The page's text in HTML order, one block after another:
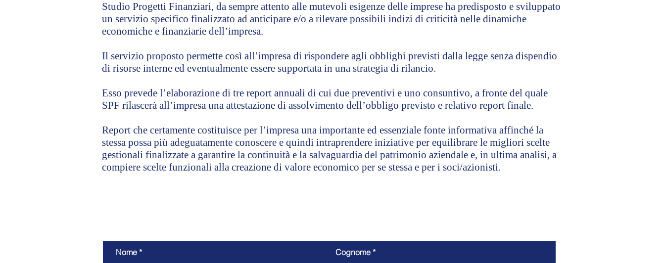
Studio Progetti Finanziari, da sempre attento alle mutevoli esigenze delle imprese ha predisposto e sviluppato
un servizio specifico finalizzato ad anticipare e/o a rilevare possibili indizi di criticità nelle dinamiche
economiche e finanziarie dell’impresa.
Il servizio proposto permette così all’impresa di rispondere agli obblighi previsti dalla legge senza dispendio
di risorse interne ed eventualmente essere supportata in una strategia di rilancio.
Esso prevede l’elaborazione di tre report annuali di cui due preventivi e uno consuntivo, a fronte del quale
SPF rilascerà all’impresa una attestazione di assolvimento dell’obbligo previsto e relativo report finale.
Report che certamente costituisce per l’impresa una importante ed essenziale fonte informativa affinché la
stessa possa più adeguatamente conoscere e quindi intraprendere iniziative per equilibrare le migliori scelte
gestionali finalizzate a garantire la continuità e la salvaguardia del patrimonio aziendale e, in ultima analisi, a
compiere scelte funzionali alla creazione di valore economico per se stessa e per i soci/azionisti.
Nome Cognome